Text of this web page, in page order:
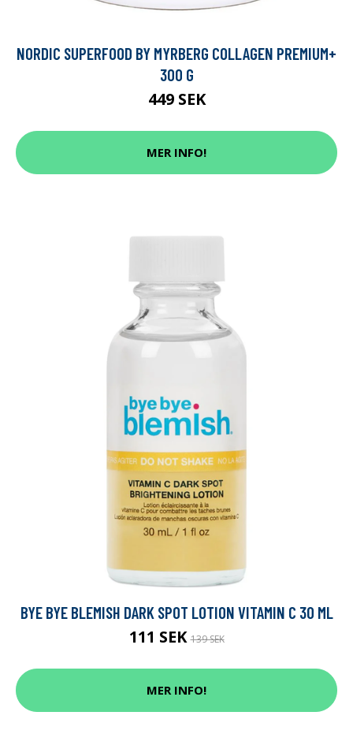
NORDIC SUPERFOOD BY MYRBERG COLLAGEN PREMIUM+
300 G
449 SEK
MER INFO!
BYE BYE BLEMISH DARK SPOT LOTION VITAMIN C 30 ML
111 SEK139 SEK
MER INFO!